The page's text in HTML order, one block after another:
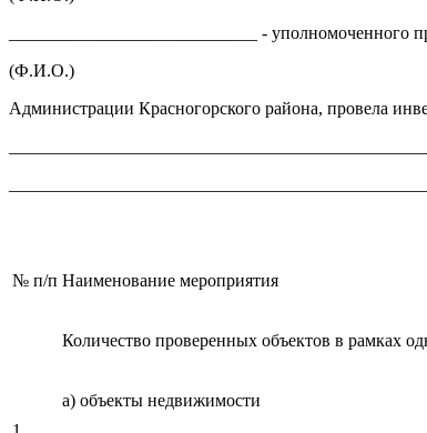
____________________________ - уполномоченного
(Ф.И.О.)
Администрации Красногорского района, провела
№ п/п Наименование мероприятия
Количество проверенных объектов в рамках
а) объекты недвижимости